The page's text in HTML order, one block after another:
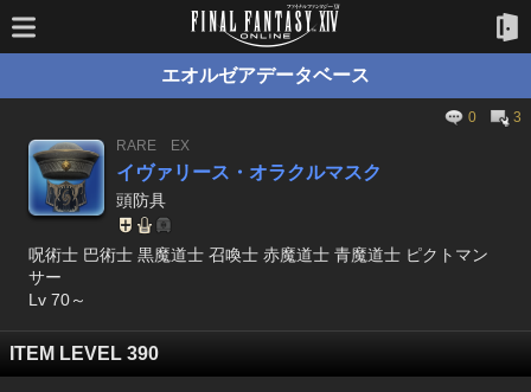
エオルゼアデータベース
0
3
RARE
EX
イヴァリース・オラクルマスク
頭防具
呪術士 巴術士 黒魔道士 召喚士 赤魔道士 青魔道士 ピクトマン
サー
Lv 70～
ITEM LEVEL 390